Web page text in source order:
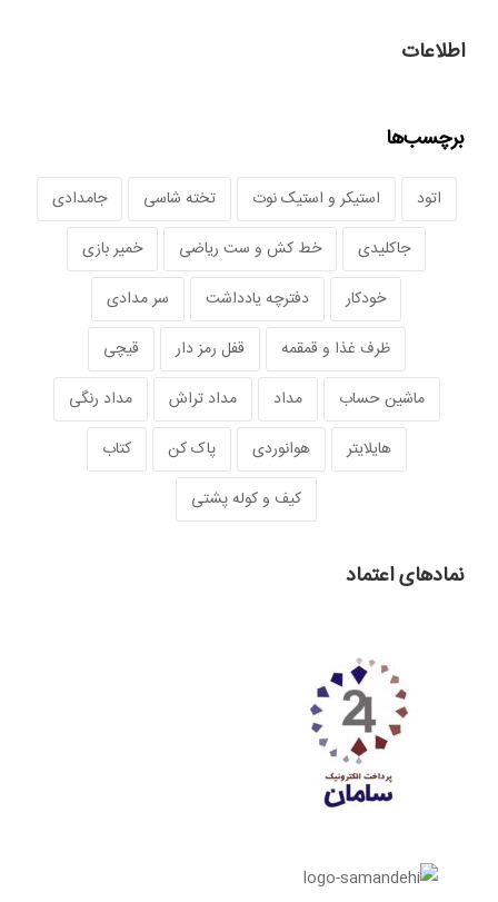
اطلاعات
برچسب‌ها
اتود استیکر و استیک نوت تخته شاسی
جامدادی
جاکلیدی
خط کش و ست ریاضی
خمیر بازی
خودکار
دفترچه یادداشت
سر مدادی
ظرف غذا و قمقمه
قفل رمز دار
قیچی
ماشین حساب
مداد مداد تراش
مداد رنگی
هایلایتر
هوانوردی پاک کن
کتاب
کیف و کوله پشتی
نمادهای اعتماد